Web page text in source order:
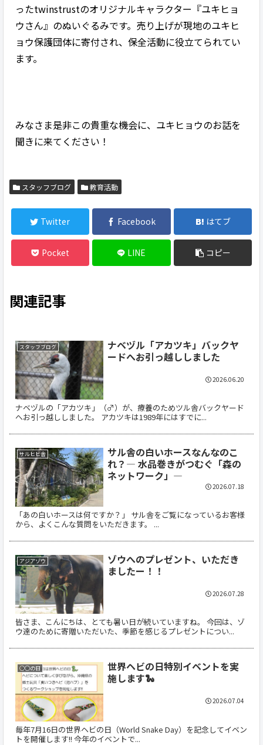
ったtwinstrustのオリジナルキャラクター『ユキヒョ
ウさん』のぬいぐるみです。売り上げが現地のユキヒ
ョウ保護団体に寄付され、保全活動に役立てられてい
ます。
みなさま是非この貴重な機会に、ユキヒョウのお話を
聞きに来てください！
スタッフブログ 教育活動
Twitter Facebook はてブ
Pocket LINE コピー
関連記事
スタッフブログ
ナベヅル「アカツキ」バックヤ
ードへお引っ越ししました
ナベヅルの「アカツキ」（♂）が、療養のためツル舎バックヤード
へお引っ越ししました。 アカツキは1989年にはすでに...
2026.06.20
サルヒヒ舎
サル舎の白いホースなんなのこ
れ？― 水品巻きがつむぐ「森の
ネットワーク」―
「あの白いホースは何ですか？」 サル舎をご覧になっているお客様
から、よくこんな質問をいただきます。 ...
2026.07.18
アジアゾウ
ゾウへのプレゼント、いただき
ましたー！！
皆さま、こんにちは、とても暑い日が続いていますね。 今回は、ゾ
ウ達のために寄贈いただいた、季節を感じるプレゼントについ...
2026.07.28
○○の日
世界ヘビの日特別イベントを実
施します🐍
毎年7月16日の世界ヘビの日（World Snake Day）を記念してイベン
トを開催します!! 今年のイベントで...
2026.07.04